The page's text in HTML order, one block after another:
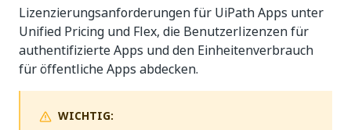
Lizenzierungsanforderungen für UiPath Apps unter
Unified Pricing und Flex, die Benutzerlizenzen für
authentifizierte Apps und den Einheitenverbrauch
für öffentliche Apps abdecken.
WICHTIG: